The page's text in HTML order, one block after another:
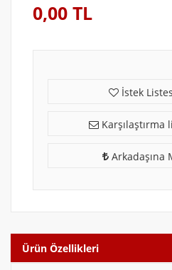
0,00 TL
İstek
Karşılaştırma
Arkadaşına
Ürün Özellikleri